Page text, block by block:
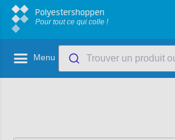
Polyestershoppen
Pour tout ce qui colle !
Menu Trouver un produit